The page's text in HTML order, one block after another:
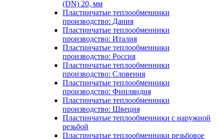
(DN) 20, мм
Пластинчатые теплообменники
производство: Дания
Пластинчатые теплообменники
производство: Италия
Пластинчатые теплообменники
производство: Россия
Пластинчатые теплообменники
производство: Словения
Пластинчатые теплообменники
производство: Финляндия
Пластинчатые теплообменники
производство: Швеция
Пластинчатые теплообменники с наружной
резьбой
Пластинчатые теплообменники резьбовое